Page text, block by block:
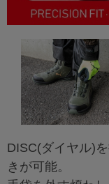
DISC(ダイヤル)
きが可能。